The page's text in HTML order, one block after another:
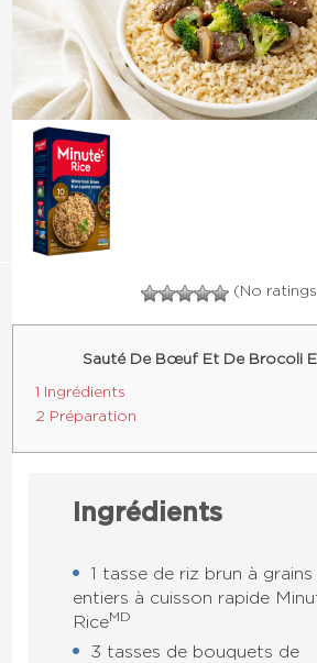
(No
Sauté De Bœuf Et De Brocoli
1 Ingrédients
2 Préparation
Ingrédients
1 tasse de riz brun à grains
entiers à cuisson rapide
RiceMD
3 tasses de bouquets de